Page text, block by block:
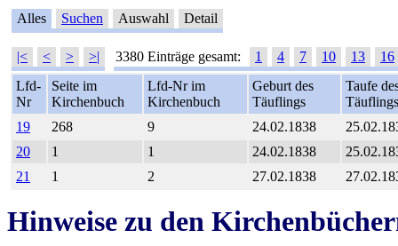
Alles Suchen Auswahl Detail
|< < > >| 3380 Einträge gesamt: 1 4 7 10 13
16
Lfd-
Nr
Seite im
Kirchenbuch
Lfd-Nr im
Kirchenbuch
Geburt des
Täuflings
Taufe
Täuflings
19
268 9 24.02.1838
20
1 1 24.02.1838
21
1 2 27.02.1838
Hinweise zu den